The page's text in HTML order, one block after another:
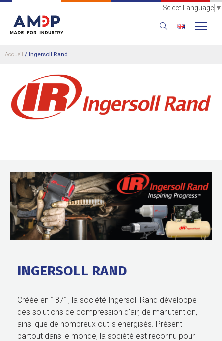
Select Language ▼
Accueil / Ingersoll Rand
INGERSOLL RAND
Créée en 1871, la société Ingersoll Rand développe
des solutions de compression d'air, de manutention,
ainsi que de nombreux outils energisés. Présent
partout dans le monde, la société est reconnu pour